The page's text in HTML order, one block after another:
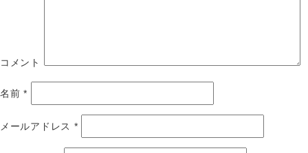
コメント
名前*
メールアドレス *